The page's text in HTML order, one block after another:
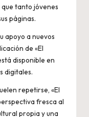
tanto jóvenes
páginas.
apoyo a nuevos
de «El
disponible en
digitales.
repetirse, «El
fresca al
propia y una